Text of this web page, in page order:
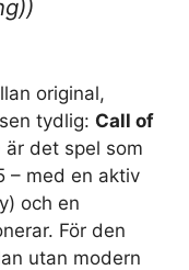
original,
tydlig: Call of
är det spel som
– med en aktiv
och en
För den
utan modern